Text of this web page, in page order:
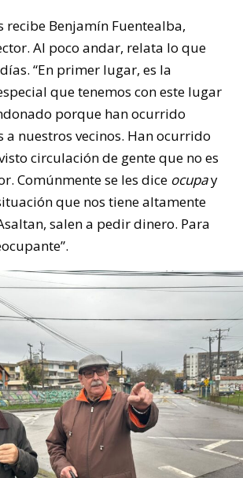
recibe Benjamín Fuentealba,
Al poco andar, relata lo que
“En primer lugar, es la
que tenemos con este lugar
porque han ocurrido
a nuestros vecinos. Han ocurrido
circulación de gente que no es
Comúnmente se les dice ocupay
que nos tiene altamente
salen a pedir dinero. Para